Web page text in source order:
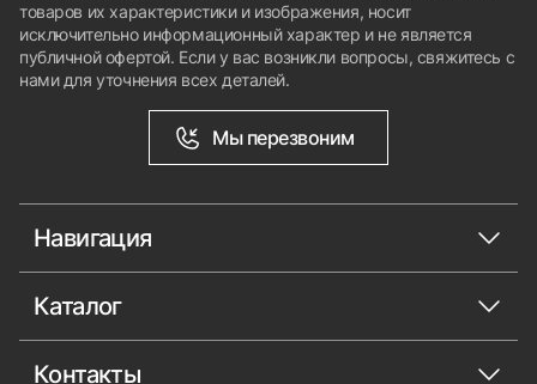
товаров их характеристики и изображения, носит
исключительно информационный характер и не является
публичной офертой. Если у вас возникли вопросы, свяжитесь с
нами для уточнения всех деталей.
Мы перезвоним
Навигация
Каталог
Контакты